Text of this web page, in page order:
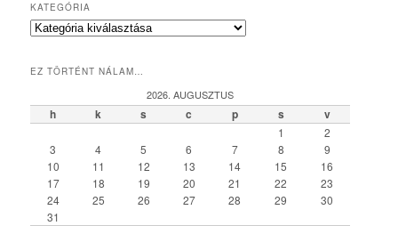
KATEGÓRIA
K
e
r
EZ TÖRTÉNT NÁLAM…
2026. AUGUSZTUS
h k s c p s v
1
2
3
4 5 6 7 8
9
10
11 12 13 14 15
16
17
18 19 20 21 22
23
24
25 26 27 28 29
30
31